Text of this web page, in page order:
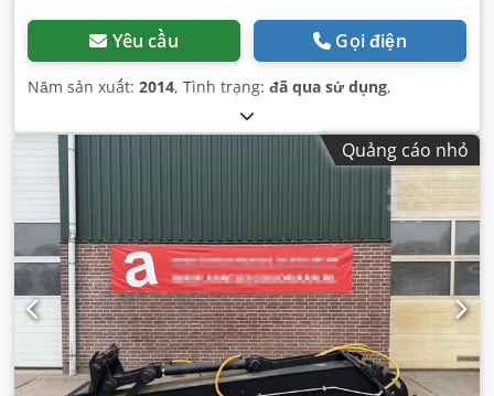
Yêu cầu Gọi điện
Năm sản xuất: 2014, Tình trạng: đã qua sử dụng,
Quảng cáo nhỏ